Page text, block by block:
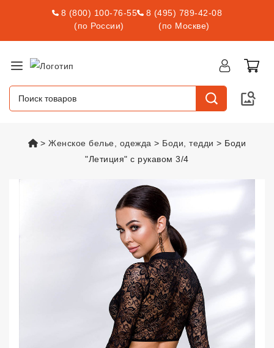
8 (800) 100-76-55
(по России)
8 (495) 789-42-08
(по Москве)
vsexshop.ru
Женское белье, одежда Боди, тедди
Боди
"Летиция" с рукавом 3/4
Боди "Летиция" с рукавом 3/4